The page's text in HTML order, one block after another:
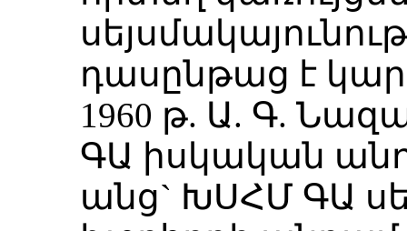
դասընթաց է
1960 թ. Ա. Գ.
ԳԱ իսկական
անց` ԽՍՀՄ ԳԱ